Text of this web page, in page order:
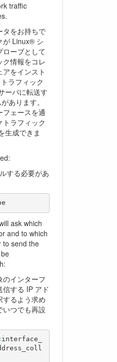
traffic
タをお持ちで
が Linux® シ
ローブとして
情報をコレ
をインスト
ラフィック
ーバに転送す
あります。
フェースを通
ラフィック
生成できま
する必要があ
ask which
and to which
to send the
のインターフ
信する IP アド
するよう求め
いつでも再設
interface_